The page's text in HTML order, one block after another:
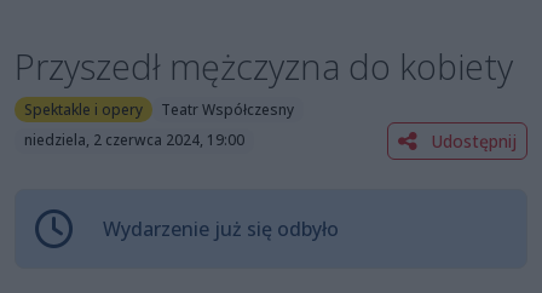
Przyszedł mężczyzna do kobiety
Spektakle i opery
Teatr Współczesny
niedziela, 2 czerwca 2024, 19:00
Udostępnij
Wydarzenie już się odbyło